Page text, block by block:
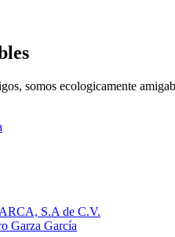
somos ecologicamente
S.A de C.V.
Garza García